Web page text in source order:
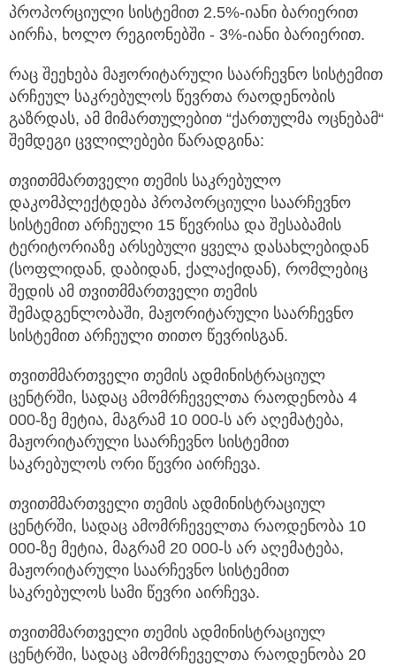
პროპორციული სისტემით 2.5%-იანი ბარიერით
აირჩა, ხოლო რეგიონებში - 3%-იანი ბარიერით.
რაც შეეხება მაჟორიტარული საარჩევნო სისტემით
არჩეულ საკრებულოს წევრთა რაოდენობის
გაზრდას, ამ მიმართულებით “ქართულმა ოცნებამ“
შემდეგი ცვლილებები წარადგინა:
თვითმმართველი თემის საკრებულო
დაკომპლექტდება პროპორციული საარჩევნო
სისტემით არჩეული 15 წევრისა და შესაბამის
ტერიტორიაზე არსებული ყველა დასახლებიდან
(სოფლიდან, დაბიდან, ქალაქიდან), რომლებიც
შედის ამ თვითმმართველი თემის
შემადგენლობაში, მაჟორიტარული საარჩევნო
სისტემით არჩეული თითო წევრისგან.
თვითმმართველი თემის ადმინისტრაციულ
ცენტრში, სადაც ამომრჩეველთა რაოდენობა 4
000-ზე მეტია, მაგრამ 10 000-ს არ აღემატება,
მაჟორიტარული საარჩევნო სისტემით
საკრებულოს ორი წევრი აირჩევა.
თვითმმართველი თემის ადმინისტრაციულ
ცენტრში, სადაც ამომრჩეველთა რაოდენობა 10
000-ზე მეტია, მაგრამ 20 000-ს არ აღემატება,
მაჟორიტარული საარჩევნო სისტემით
საკრებულოს სამი წევრი აირჩევა.
თვითმმართველი თემის ადმინისტრაციულ
ცენტრში, სადაც ამომრჩეველთა რაოდენობა 20